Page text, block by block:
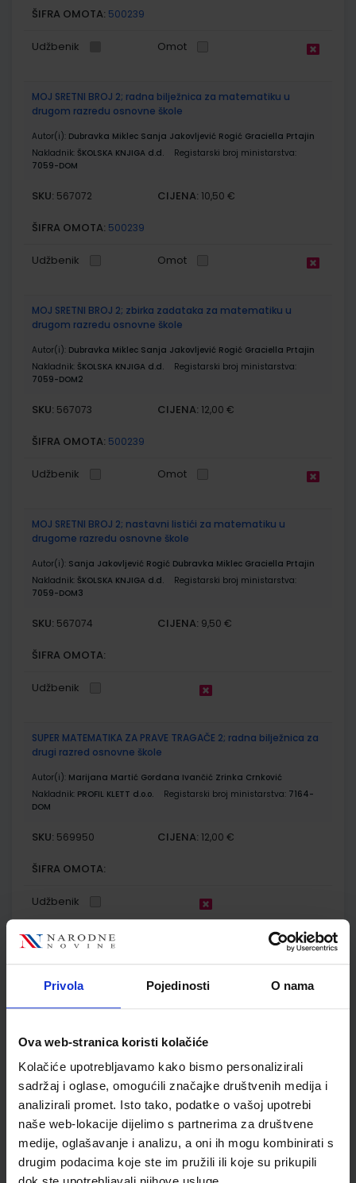
Privola Pojedinosti O nama
Ova web-stranica koristi kolačiće
Kolačiće upotrebljavamo kako bismo personalizirali
sadržaj i oglase, omogućili značajke društvenih medija i
analizirali promet. Isto tako, podatke o vašoj upotrebi
naše web-lokacije dijelimo s partnerima za društvene
medije, oglašavanje i analizu, a oni ih mogu kombinirati s
drugim podacima koje ste im pružili ili koje su prikupili
ŠIFRA OMOTA: 500239
Udžbenik Omot
MOJ SRETNI BROJ 2; radna bilježnica za matematiku u
drugom razredu osnovne škole
Autor(i): Dubravka Miklec Sanja Jakovljević Rogić Graciella Prtajin
Nakladnik: ŠKOLSKA KNJIGA d.d.
Registarski broj ministarstva:
7059-DOM
SKU: 567072 CIJENA: 10,50 €
ŠIFRA OMOTA: 500239
Udžbenik Omot
MOJ SRETNI BROJ 2; zbirka zadataka za matematiku u
drugom razredu osnovne škole
Autor(i): Dubravka Miklec Sanja Jakovljević Rogić Graciella Prtajin
Nakladnik: ŠKOLSKA KNJIGA d.d.
Registarski broj ministarstva:
7059-DOM2
SKU: 567073 CIJENA: 12,00 €
ŠIFRA OMOTA: 500239
Udžbenik Omot
MOJ SRETNI BROJ 2; nastavni listići za matematiku u
drugome razredu osnovne škole
Autor(i): Sanja Jakovljević Rogić Dubravka Miklec Graciella Prtajin
Nakladnik: ŠKOLSKA KNJIGA d.d.
Registarski broj ministarstva:
7059-DOM3
SKU: 567074 CIJENA: 9,50 €
ŠIFRA OMOTA:
Udžbenik
SUPER MATEMATIKA ZA PRAVE TRAGAČE 2; radna bilježnica za
drugi razred osnovne škole
Autor(i): Marijana Martić Gordana Ivančić Zrinka Crnković
Nakladnik: PROFIL KLETT d.o.o. Registarski broj ministarstva: 7164-
DOM
SKU: 569950 CIJENA: 12,00 €
ŠIFRA OMOTA:
Udžbenik
MOJA DOMENA 2; udžbenik iz informatike za drugi razred
osnovne škole
Autor(i):Blaženka Rihter Karmen Toić Dlačić
Nakladnik:ALFA d.d.
SKU:567077 CIJENA:10,80 €
ŠIFRA OMOTA: 500167
Udžbenik Omot
MOJA DOMENA 2; radna bilježnica iz informatike za drugi
razred osnovne škole